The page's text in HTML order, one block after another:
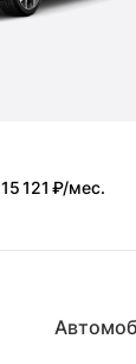
15 121 ₽/мес.